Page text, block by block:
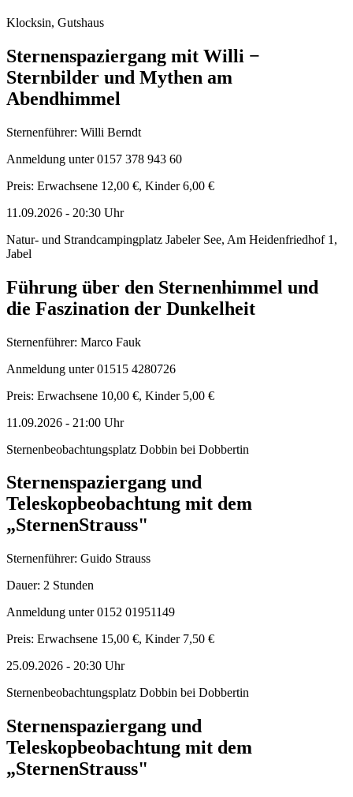
Klocksin, Gutshaus
Sternenspaziergang mit Willi −
Sternbilder und Mythen am
Abendhimmel
Sternenführer: Willi Berndt
Anmeldung unter 0157 378 943 60
Preis: Erwachsene 12,00 €, Kinder 6,00 €
11.09.2026 - 20:30 Uhr
Natur- und Strandcampingplatz Jabeler See, Am Heidenfriedhof 1,
Jabel
Führung über den Sternenhimmel und
die Faszination der Dunkelheit
Sternenführer: Marco Fauk
Anmeldung unter 01515 4280726
Preis: Erwachsene 10,00 €, Kinder 5,00 €
11.09.2026 - 21:00 Uhr
Sternenbeobachtungsplatz Dobbin bei Dobbertin
Sternenspaziergang und
Teleskopbeobachtung mit dem
„SternenStrauss"
Sternenführer: Guido Strauss
Dauer: 2 Stunden
Anmeldung unter 0152 01951149
Preis: Erwachsene 15,00 €, Kinder 7,50 €
25.09.2026 - 20:30 Uhr
Sternenbeobachtungsplatz Dobbin bei Dobbertin
Sternenspaziergang und
Teleskopbeobachtung mit dem
„SternenStrauss"